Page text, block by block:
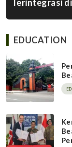
Terintegrasi
EDUCATION